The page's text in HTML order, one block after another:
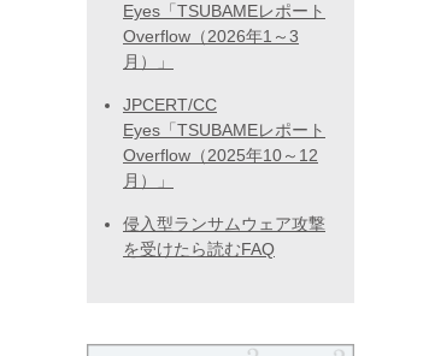
Eyes「TSUBAMEレポート
Overflow（2026年1～3
月）」
JPCERT/CC
Eyes「TSUBAMEレポート
Overflow（2025年10～12
月）」
侵入型ランサムウェア攻撃
を受けたら読むFAQ